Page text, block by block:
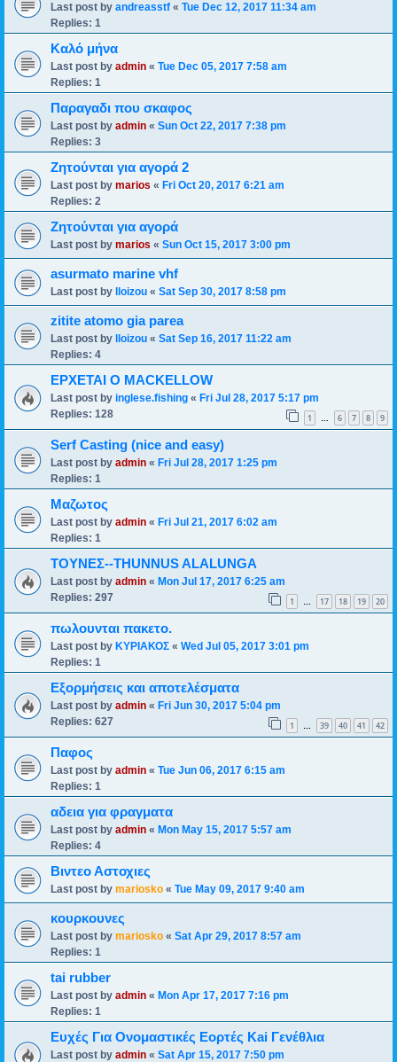
Last post by andreasstf « Tue Dec 12, 2017 11:34 am
Replies: 1
Καλό μήνα
Last post by admin « Tue Dec 05, 2017 7:58 am
Replies: 1
Παραγαδι που σκαφος
Last post by admin « Sun Oct 22, 2017 7:38 pm
Replies: 3
Ζητούνται για αγορά 2
Last post by marios « Fri Oct 20, 2017 6:21 am
Replies: 2
Ζητούνται για αγορά
Last post by marios « Sun Oct 15, 2017 3:00 pm
asurmato marine vhf
Last post by lloizou « Sat Sep 30, 2017 8:58 pm
zitite atomo gia parea
Last post by lloizou « Sat Sep 16, 2017 11:22 am
Replies: 4
ΕΡΧΕΤΑΙ Ο MACKELLOW
Last post by inglese.fishing « Fri Jul 28, 2017 5:17 pm
Replies: 128 1 6 7 8 9
Serf Casting (nice and easy)
Last post by admin « Fri Jul 28, 2017 1:25 pm
Replies: 1
Μαζωτος
Last post by admin « Fri Jul 21, 2017 6:02 am
Replies: 1
ΤΟΥΝΕΣ--THUNNUS ALALUNGA
Last post by admin « Mon Jul 17, 2017 6:25 am
Replies: 297 1 17 18 19 20
πωλουνται πακετο.
Last post by ΚΥΡΙΑΚΟΣ « Wed Jul 05, 2017 3:01 pm
Replies: 1
Εξορμήσεις και αποτελέσματα
Last post by admin « Fri Jun 30, 2017 5:04 pm
Replies: 627 1 39 40 41 42
Παφος
Last post by admin « Tue Jun 06, 2017 6:15 am
Replies: 1
αδεια για φραγματα
Last post by admin « Mon May 15, 2017 5:57 am
Replies: 4
Βιντεο Αστοχιες
Last post by mariosko « Tue May 09, 2017 9:40 am
κουρκουνες
Last post by mariosko « Sat Apr 29, 2017 8:57 am
Replies: 1
tai rubber
Last post by admin « Mon Apr 17, 2017 7:16 pm
Replies: 1
Ευχές Για Ονομαστικές Εορτές Kai Γενέθλια
Last post by admin « Sat Apr 15, 2017 7:50 pm